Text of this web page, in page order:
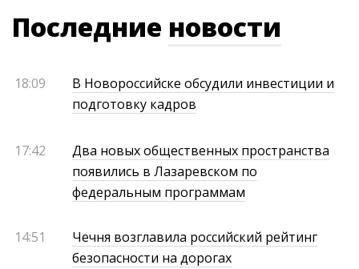
Последние новости
18:09
В Новороссийске обсудили инвестиции и
подготовку кадров
17:42
Два новых общественных пространства
появились в Лазаревском по
федеральным программам
14:51
Чечня возглавила российский рейтинг
безопасности на дорогах